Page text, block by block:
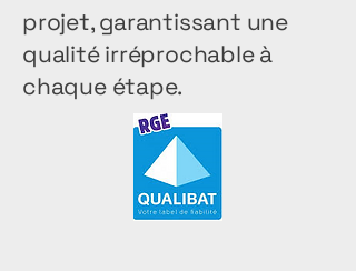
projet, garantissant une
qualité irréprochable à
chaque étape.